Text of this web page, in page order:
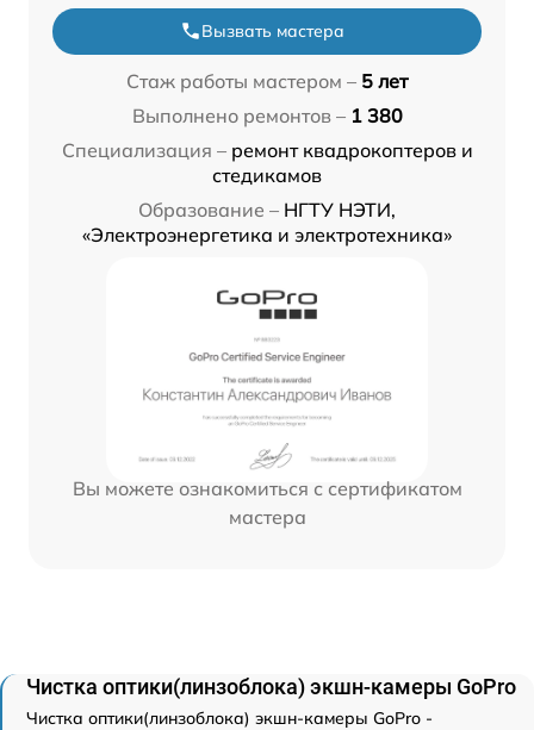
Вызвать мастера
Стаж работы мастером – 5 лет
Выполнено ремонтов – 1 380
Специализация – ремонт квадрокоптеров и
стедикамов
Образование – НГТУ НЭТИ,
«Электроэнергетика и электротехника»
Вы можете ознакомиться с сертификатом
мастера
Чистка оптики(линзоблока) экшн-камеры GoPro
Чистка оптики(линзоблока) экшн-камеры GoPro -